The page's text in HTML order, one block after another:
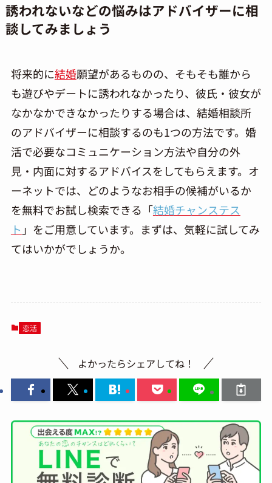
誘われないなどの悩みはアドバイザーに相
談してみましょう
将来的に結婚願望があるものの、そもそも誰から
も遊びやデートに誘われなかったり、彼氏・彼女が
なかなかできなかったりする場合は、結婚相談所
のアドバイザーに相談するのも1つの方法です。婚
活で必要なコミュニケーション方法や自分の外
見・内面に対するアドバイスをしてもらえます。オ
ーネットでは、どのようなお相手の候補がいるか
を無料でお試し検索できる「結婚チャンステス
ト 」をご用意しています。まずは、気軽に試してみ
てはいかがでしょうか。
恋活
よかったらシェアしてね！